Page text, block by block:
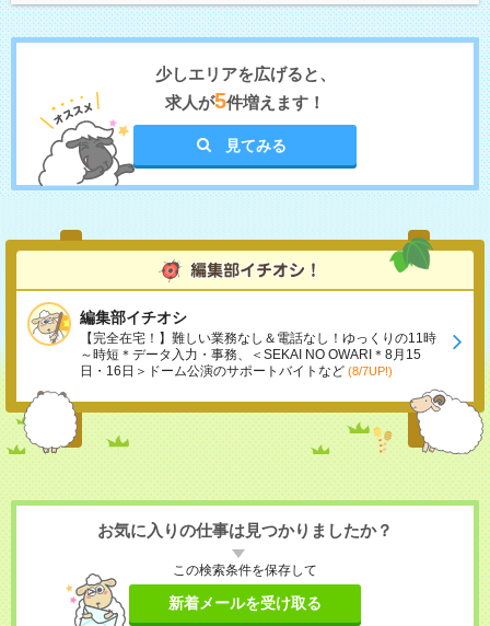
少しエリアを広げると、
求人が5件増えます！
見てみる
編集部イチオシ
【完全在宅！】難しい業務なし＆電話なし！ゆっくりの11時
～時短＊データ入力・事務、＜SEKAI NO OWARI＊8月15
日・16日＞ドーム公演のサポートバイトなど (8/7UP!)
お気に入りの仕事は見つかりましたか？
この検索条件を保存して
新着メールを受け取る